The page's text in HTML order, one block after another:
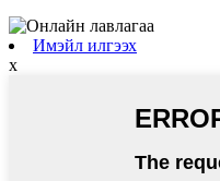
Имэйл илгээх
x